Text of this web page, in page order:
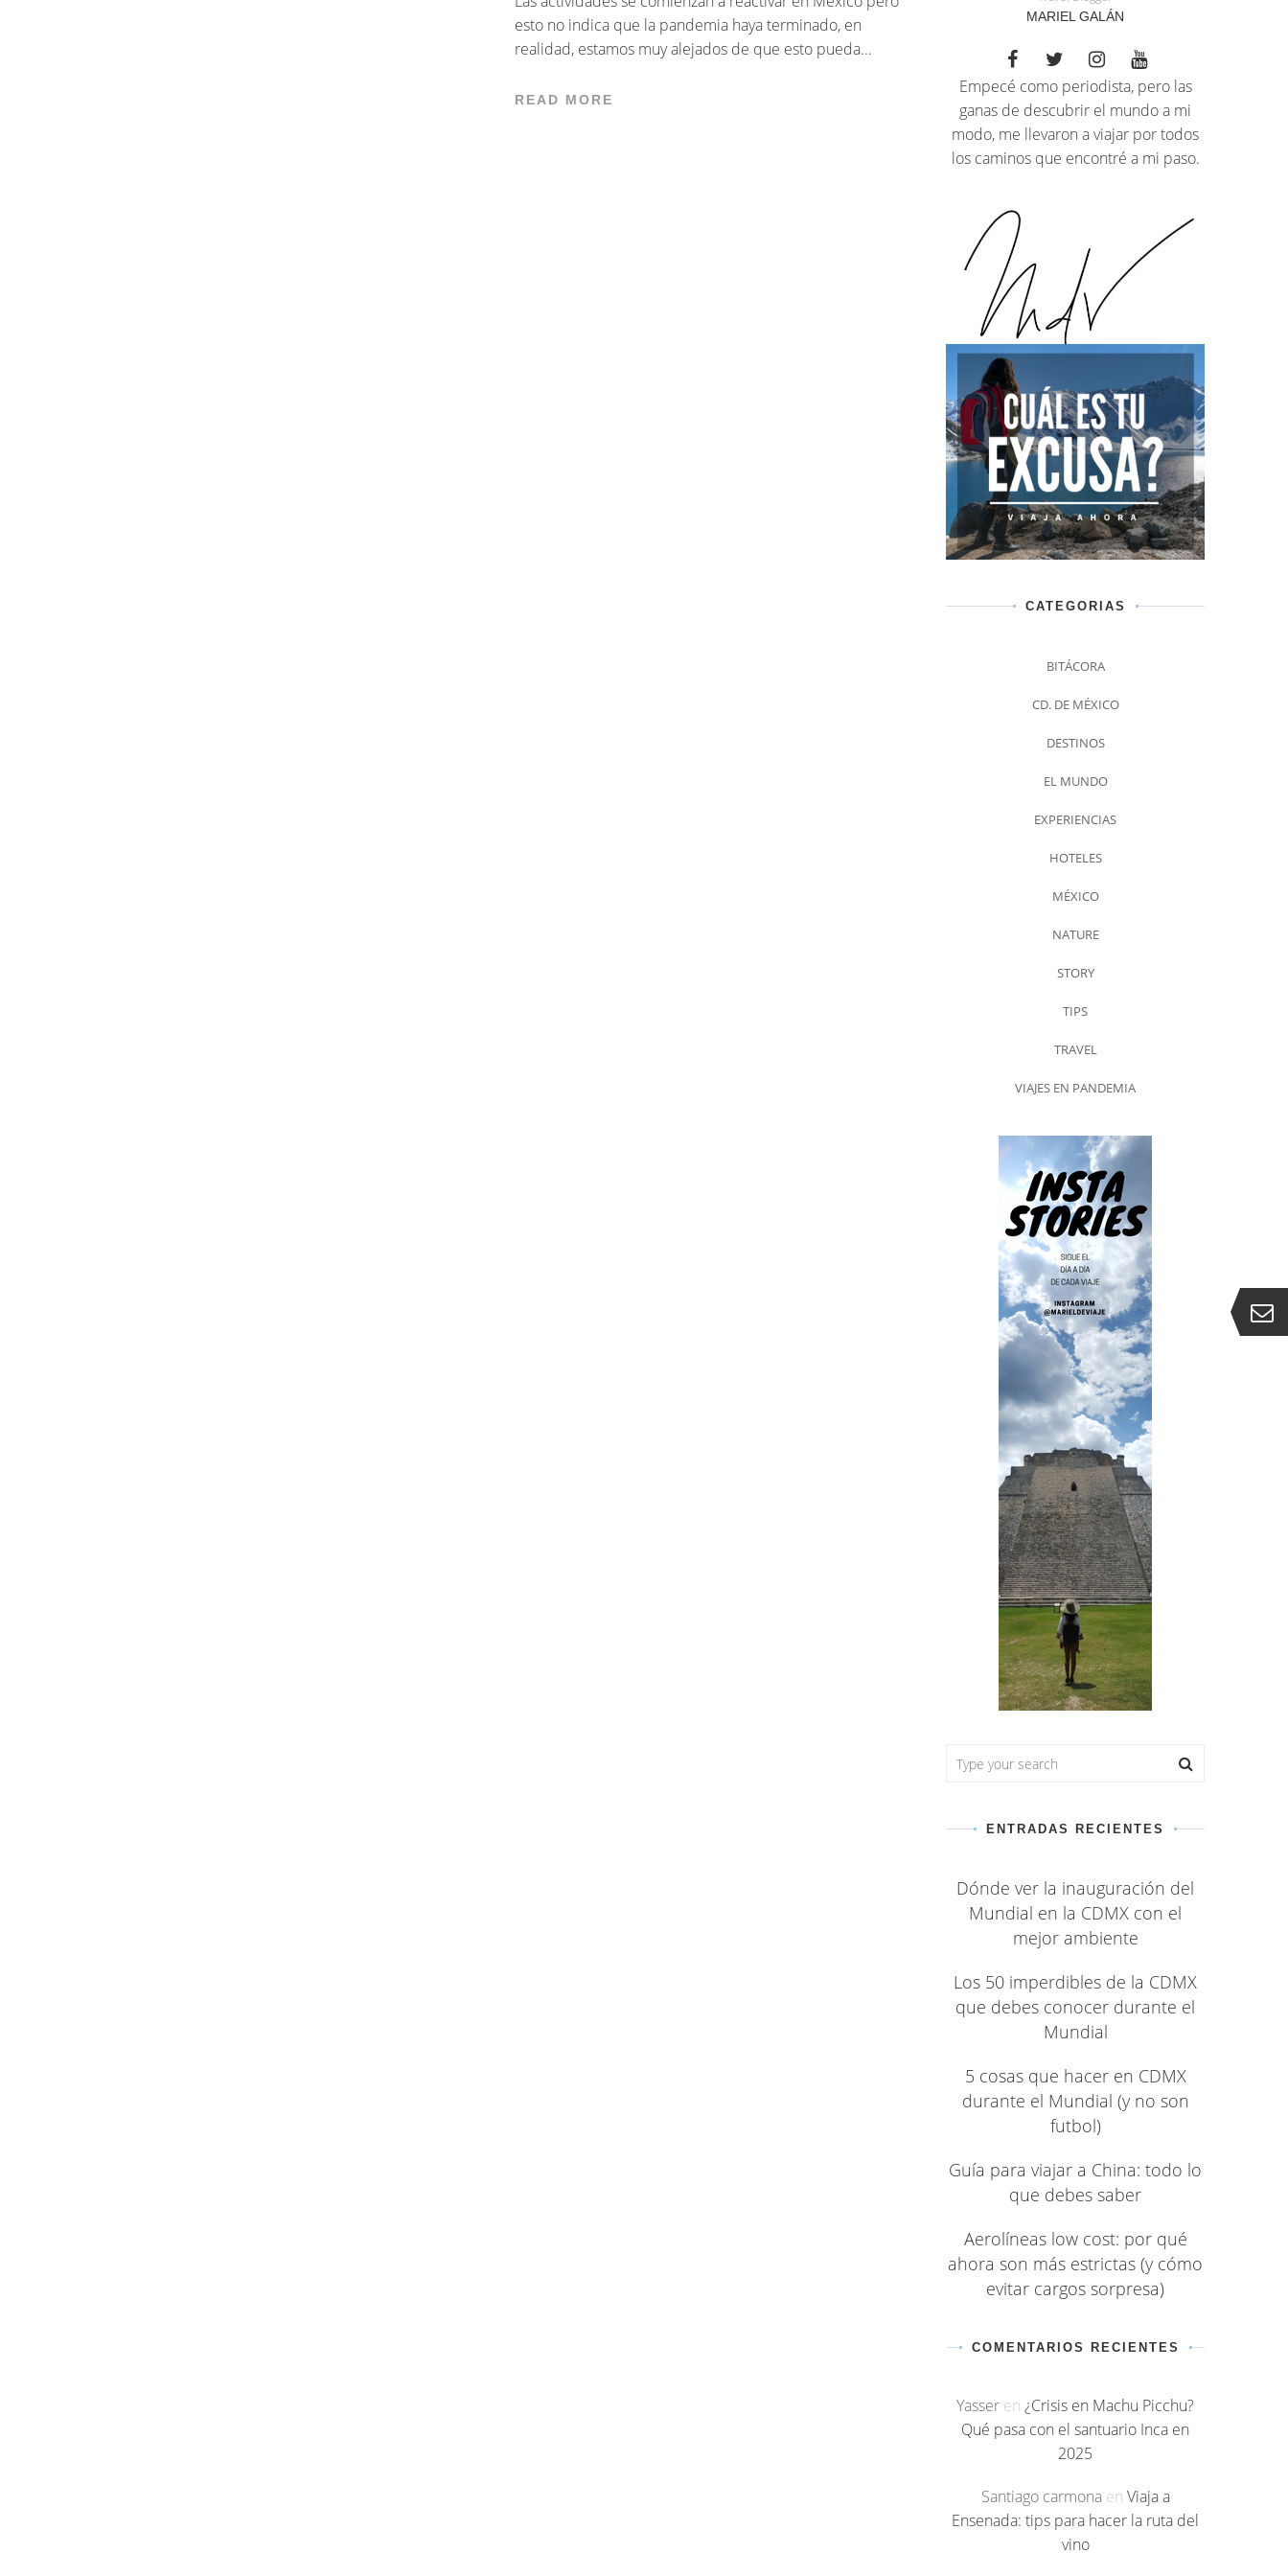
esto no indica que la pandemia haya terminado, en
realidad, estamos muy alejados de que esto pueda...
READ MORE
MARIEL GALÁN
Empecé como periodista, pero las
ganas de descubrir el mundo a mi
modo, me llevaron a viajar por todos
los caminos que encontré a mi paso.
CATEGORIAS
BITÁCORA
CD. DE MÉXICO
DESTINOS
EL MUNDO
EXPERIENCIAS
HOTELES
MÉXICO
NATURE
STORY
TIPS
TRAVEL
VIAJES EN PANDEMIA
ENTRADAS RECIENTES
Dónde ver la inauguración del
Mundial en la CDMX con el
mejor ambiente
Los 50 imperdibles de la CDMX
que debes conocer durante el
Mundial
5 cosas que hacer en CDMX
durante el Mundial (y no son
futbol)
Guía para viajar a China: todo lo
que debes saber
Aerolíneas low cost: por qué
ahora son más estrictas (y cómo
evitar cargos sorpresa)
COMENTARIOS RECIENTES
Yasser en ¿Crisis en Machu Picchu?
Qué pasa con el santuario Inca en
2025
Santiago carmonaen Viaja a
Ensenada: tips para hacer la ruta del
vino